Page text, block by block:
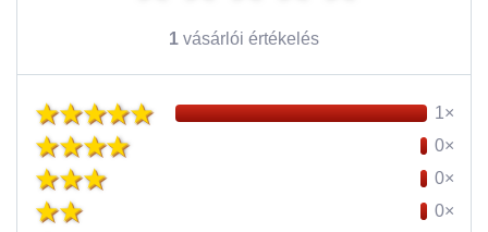
1 vásárlói értékelés
1×
0×
0×
0×